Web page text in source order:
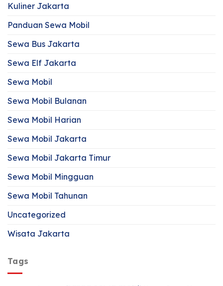
Kuliner Jakarta
Panduan Sewa Mobil
Sewa Bus Jakarta
Sewa Elf Jakarta
Sewa Mobil
Sewa Mobil Bulanan
Sewa Mobil Harian
Sewa Mobil Jakarta
Sewa Mobil Jakarta Timur
Sewa Mobil Mingguan
Sewa Mobil Tahunan
Uncategorized
Wisata Jakarta
Tags